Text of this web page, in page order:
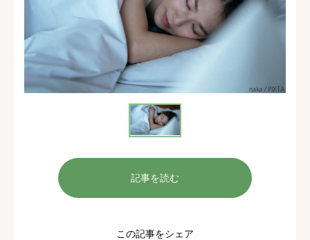
記事を読む
この記事をシェア